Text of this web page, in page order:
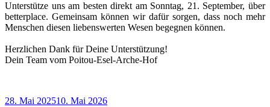
Unterstütze uns am besten direkt am Sonntag, 21. September, über
betterplace. Gemeinsam können wir dafür sorgen, dass noch mehr
Menschen diesen liebenswerten Wesen begegnen können.
Herzlichen Dank für Deine Unterstützung!
Dein Team vom Poitou-Esel-Arche-Hof
Veröffentlicht
28. Mai 202510. Mai 2026